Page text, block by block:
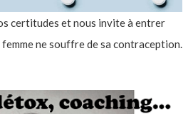
certitudes et nous invite à entrer
femme ne souffre de sa contraception.